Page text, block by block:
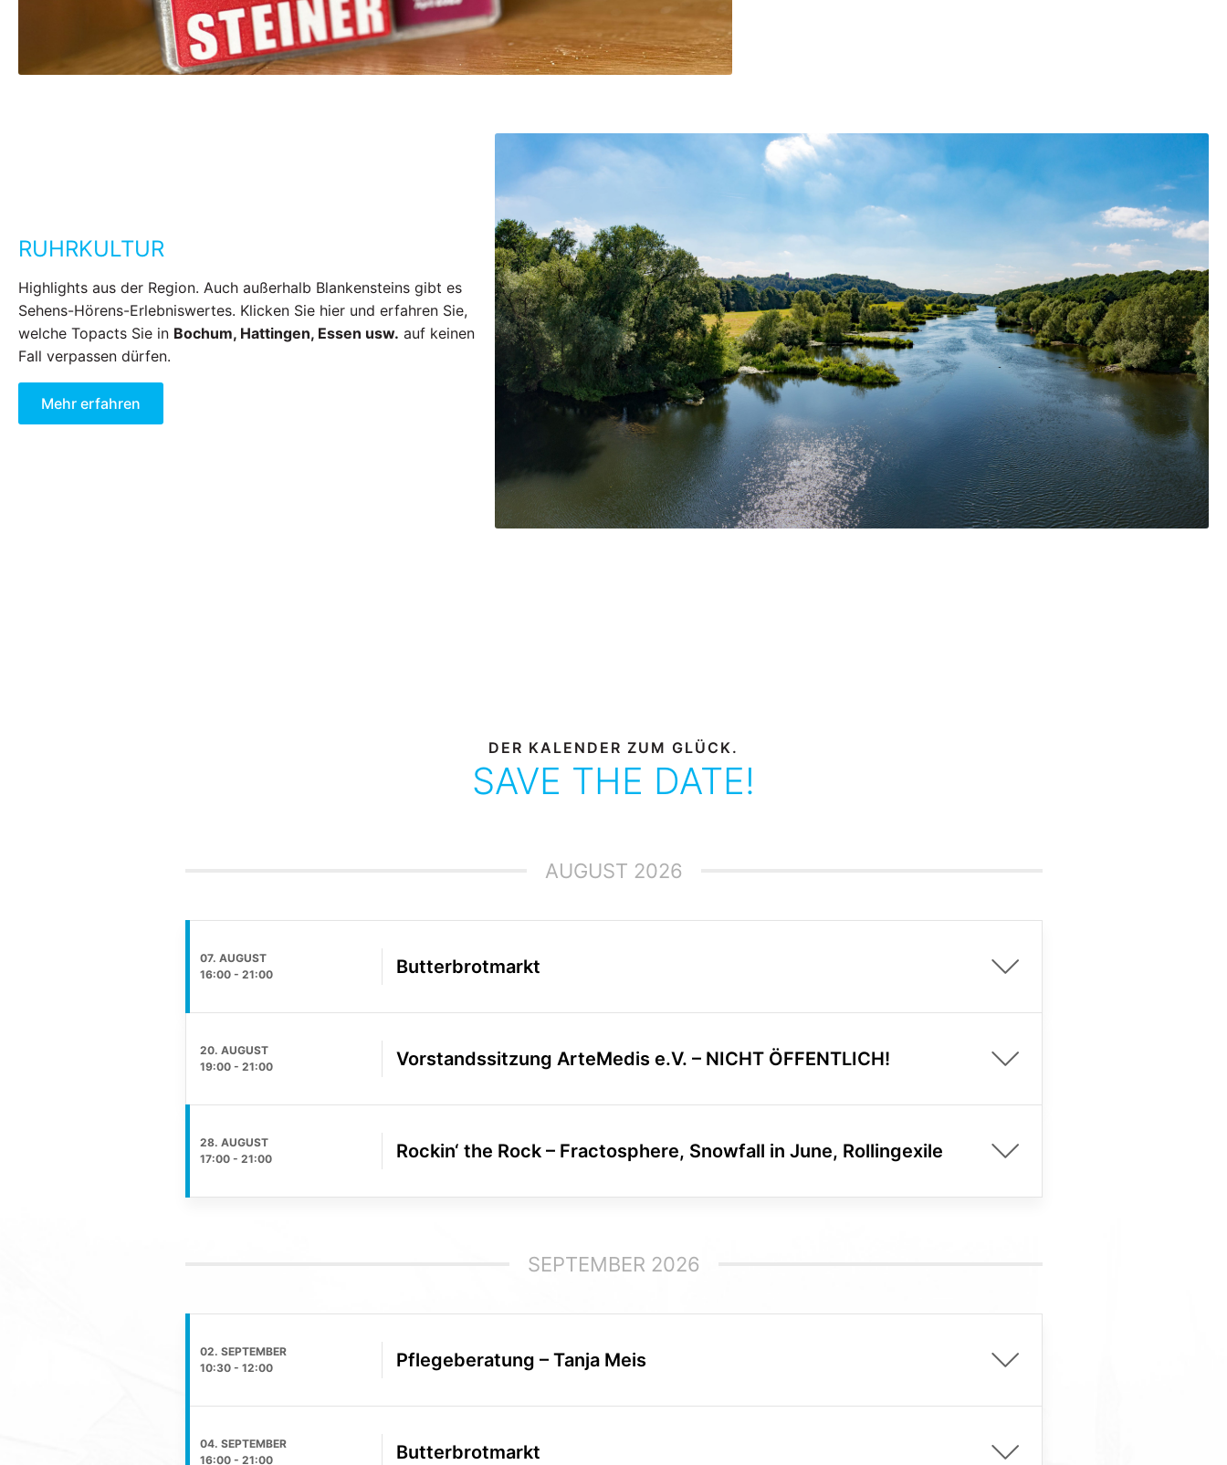
RUHRKULTUR
Highlights aus der Region. Auch außerhalb Blankensteins gibt es
Sehens-Hörens-Erlebniswertes. Klicken Sie hier und erfahren Sie,
welche Topacts Sie in Bochum, Hattingen, Essen usw. auf keinen
Fall verpassen dürfen.
Mehr erfahren
DER KALENDER ZUM GLÜCK.
SAVE THE DATE!
AUGUST 2026
07. AUGUST
16:00- 21:00 Butterbrotmarkt
20. AUGUST
19:00- 21:00 Vorstandssitzung ArteMedis e.V. – NICHT ÖFFENTLICH!
28. AUGUST
17:00- 21:00 Rockin‘ the Rock – Fractosphere, Snowfall in June, Rollingexile
SEPTEMBER 2026
02. SEPTEMBER
10:30- 12:00 Pflegeberatung – Tanja Meis
04. SEPTEMBER
16:00- 21:00 Butterbrotmarkt